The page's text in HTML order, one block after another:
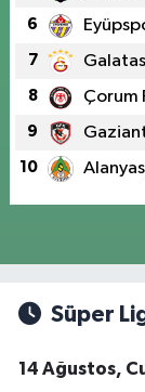
6
7
8 Çorum
9
10
Süper
14 Ağustos,